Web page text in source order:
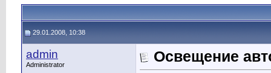
29.01.2008, 10:38
admin
Administrator Освещение